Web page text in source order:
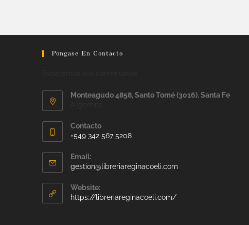
Pongase En Contacto
Monteagudo 4858, Santo Tomé (3016). Santa Fe
Contacto
+549 342 567 5208
Email:
gestion@libreriareginacoeli.com
Website:
https://libreriareginacoeli.com/